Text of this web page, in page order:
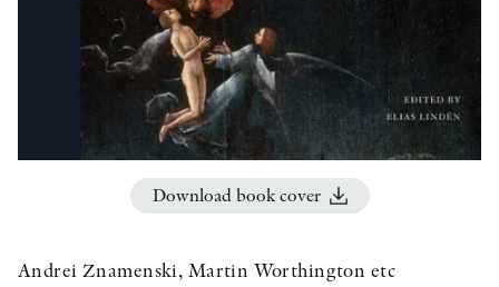
PEER REVIEW PROCESS
Download book cover
Andrei Znamenski, Martin Worthington etc